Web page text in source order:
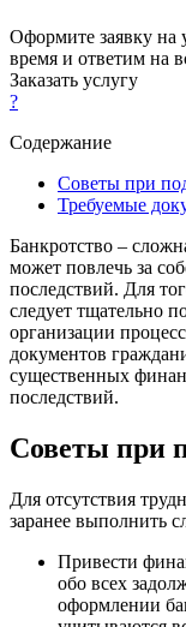
Оформите заявку на
время и ответим на
Заказать услугу
?
Содержание
Советы при
Требуемые
Банкротство –
может повлечь за
последствий. Для
следует тщательно
организации
документов
существенных
последствий.
Советы при
Для отсутствия
заранее выполнить
Привести
обо всех
оформлении